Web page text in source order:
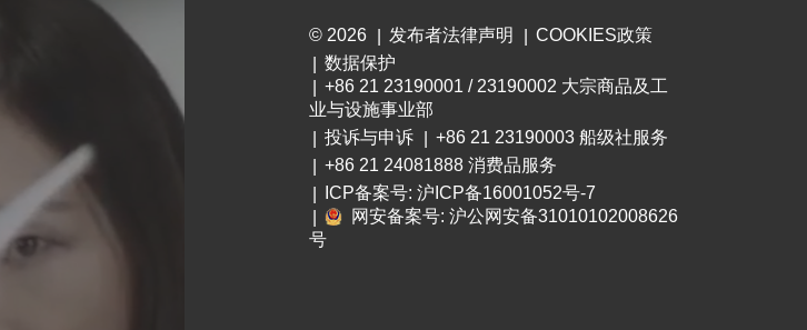
© 2026 发布者法律声明
COOKIES政策
数据保护
+86 21 23190001 / 23190002 大宗商品及工
业与设施事业部
投诉与申诉
+86 21 23190003 船级社服务
+86 21 24081888 消费品服务
ICP备案号: 沪ICP备16001052号-7
网安备案号: 沪公网安备31010102008626
号